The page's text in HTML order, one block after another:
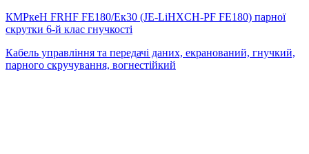
КМРкeН FRHF FE180/Eк30 (JE-LiHXCH-PF FE180) парної
скрутки 6-й клас гнучкості
Кабель управління та передачі даних, екранований, гнучкий,
парного скручування, вогнестійкий